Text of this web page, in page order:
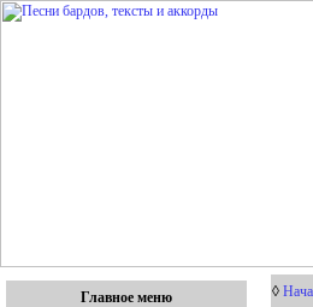
Главное меню ◊